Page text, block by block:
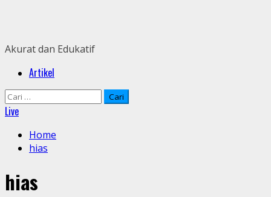
Akurat dan Edukatif
PrimaryArtikel
Cari
untuk:
Live
Home
hias
hias